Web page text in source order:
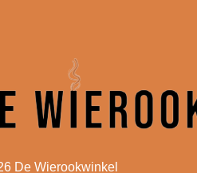
De Wierookwinkel